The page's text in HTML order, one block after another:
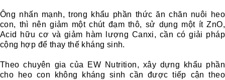
Ông nhấn mạnh, trong khẩu phần thức ăn chăn nuôi heo
con, thì nên giảm một chút đạm thô, sử dụng một ít ZnO,
Acid hữu cơ và giảm hàm lượng Canxi, cần có giải pháp
cộng hợp để thay thế kháng sinh.
Theo chuyên gia của EW Nutrition, xây dựng khẩu phần
cho heo con không kháng sinh cần được tiếp cận theo